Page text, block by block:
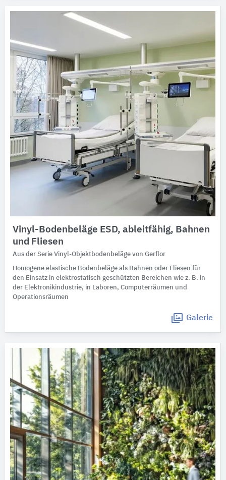
Vinyl-Bodenbeläge ESD, ableitfähig, Bahnen
und Fliesen
Aus der Serie Vinyl-Objektbodenbeläge von Gerflor
Homogene elastische Bodenbeläge als Bahnen oder Fliesen für
den Einsatz in elektrostatisch geschützten Bereichen wie z. B. in
der Elektronikindustrie, in Laboren, Computerräumen und
Operationsräumen
Galerie